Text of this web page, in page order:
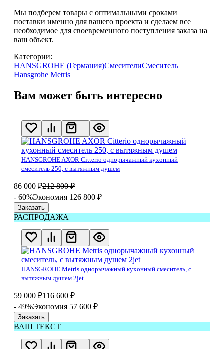
Мы подберем товары с оптимальными сроками
поставки именно для вашего проекта и сделаем все
необходимое для своевременного поступления заказа на
ваш объект.
Категории:
HANSGROHE (Германия)СмесителиСмеситель
Hansgrohe Metris
Вам может быть интересно
HANSGROHE AXOR Citterio однорычажный кухонный
смеситель 250, с вытяжным душем
86 000 ₽212 800 ₽
- 60%Экономия 126 800 ₽
Заказать
РАСПРОДАЖА
HANSGROHE Metris однорычажный кухонный смеситель, с
вытяжным душем 2jet
59 000 ₽116 600 ₽
- 49%Экономия 57 600 ₽
Заказать
ВАШ ТЕКСТ